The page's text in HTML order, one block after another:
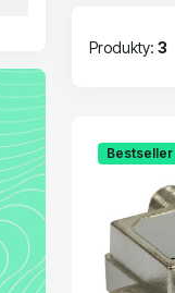
Produkty: 3
Bestseller